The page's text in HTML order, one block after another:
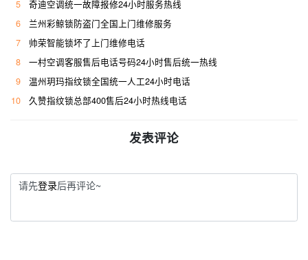
5
奇迪空调统一故障报修24小时服务热线
6
兰州彩鲸锁防盗门全国上门维修服务
7
帅荣智能锁坏了上门维修电话
8
一村空调客服售后电话号码24小时售后统一热线
9
温州玥玛指纹锁全国统一人工24小时电话
10
久赞指纹锁总部400售后24小时热线电话
发表评论
请先登录后再评论~